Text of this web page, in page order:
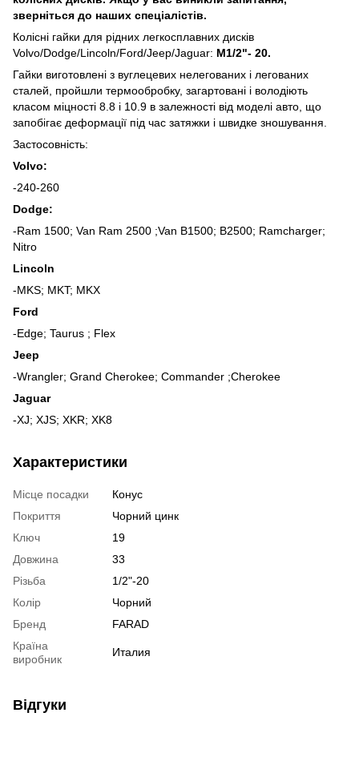
зверніться до наших спеціалістів.
Колісні гайки для рідних легкосплавних дисків
Volvo/Dodge/Lincoln/Ford/Jeep/Jaguar: M1/2"- 20.
Гайки виготовлені з вуглецевих нелегованих і легованих
сталей, пройшли термообробку, загартовані і володіють
класом міцності 8.8 і 10.9 в залежності від моделі авто, що
запобігає деформації під час затяжки і швидке зношування.
Застосовність:
Volvo:
-240-260
Dodge:
-Ram 1500; Van Ram 2500 ;Van B1500; B2500; Ramcharger;
Nitro
Lincoln
-MKS; MKT; MKX
Ford
-Edge; Taurus ; Flex
Jeep
-Wrangler; Grand Cherokee; Commander ;Cherokee
Jaguar
-XJ; XJS; XKR; XK8
Характеристики
Місце посадки
Конус
Покриття
Чорний цинк
Ключ
19
Довжина
33
Різьба
1/2"-20
Колір
Чорний
Бренд
FARAD
Країна
виробник
Италия
Відгуки